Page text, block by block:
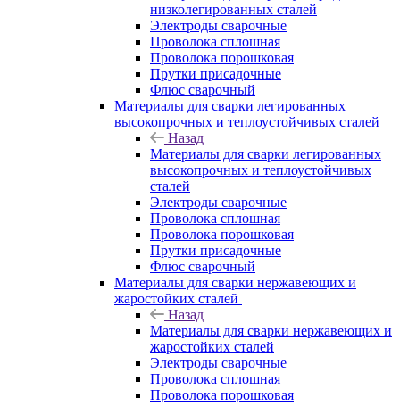
низколегированных сталей
Электроды сварочные
Проволока сплошная
Проволока порошковая
Прутки присадочные
Флюс сварочный
Материалы для сварки легированных
высокопрочных и теплоустойчивых сталей
Назад
Материалы для сварки легированных
высокопрочных и теплоустойчивых
сталей
Электроды сварочные
Проволока сплошная
Проволока порошковая
Прутки присадочные
Флюс сварочный
Материалы для сварки нержавеющих и
жаростойких сталей
Назад
Материалы для сварки нержавеющих и
жаростойких сталей
Электроды сварочные
Проволока сплошная
Проволока порошковая